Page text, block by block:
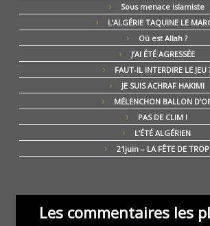
Sous menace islamiste
L’ALGÉRIE TAQUINE LE
Où est Allah ?
J’AI ÉTÉ AGRESSÉE
FAUT-IL INTERDIRE LE JEU
JE SUIS ACHRAF HAKIMI
MÉLENCHON BALLON
PAS DE CLIM !
L’ÉTÉ ALGÉRIEN
21juin – LA FÊTE DE TROP
Les commentaires les